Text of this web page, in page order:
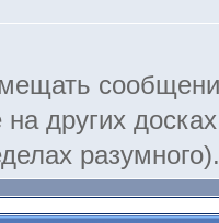
других
разумного).